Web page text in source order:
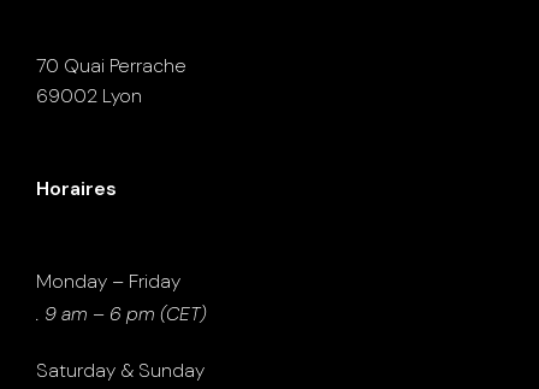
70 Quai Perrache
69002 Lyon
Horaires
Monday – Friday
. 9 am – 6 pm (CET)
Saturday & Sunday